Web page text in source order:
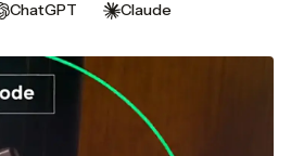
ChatGPT Claude